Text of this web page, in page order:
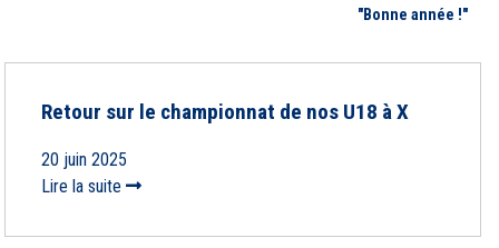
"Bonne année !"
Retour sur le championnat de nos U18 à X
20 juin 2025
Lire la suite